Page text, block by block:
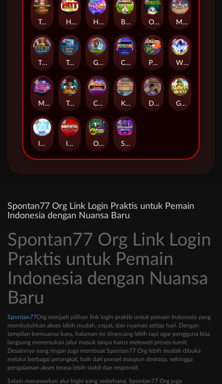
Manhattan Goes Wild
Tractor Beam
Casino Win Spin
Hot Nudge
Starstruck
Tomb of Akhenaten
Golden Genie And The Walking Wilds
Immortal Fruits
Tesla Jolt Dungeon Quest
Coins of Fortune WiXX
Outsourced: Slash Game
Bonus Bunnies
Hot 4 Cash Owls
Milky Ways Gaelic Gold
Kitchen Drama: Sushi Mania
Pixies vs Pirates
Thor: Hammer Time
Ice Ice Yeti
Spontan77 Org Link Login Praktis untuk Pemain
Indonesia dengan Nuansa Baru
Spontan77 Org Link Login
Praktis untuk Pemain
Indonesia dengan Nuansa
Baru
Spontan77Org menjadi pilihan link login praktis untuk pemain Indonesia yang
membutuhkan akses lebih mudah, cepat, dan nyaman setiap hari. Dengan
tampilan bernuansa baru, halaman ini dirancang lebih rapi agar pengguna bisa
langsung menemukan jalur masuk tanpa harus melewati proses rumit.
Desainnya yang ringan juga membuat Spontan77 Org lebih mudah dibuka
melalui berbagai perangkat, baik dari ponsel maupun desktop, sehingga
pengalaman akses terasa lebih stabil dan responsif.
Selain menawarkan alur login yang sederhana, Spontan77 Org juga